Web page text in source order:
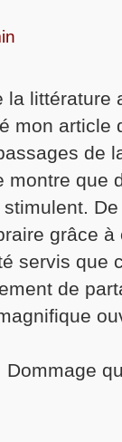
la littérature
mon
de
montre que
grâce
servis que
de